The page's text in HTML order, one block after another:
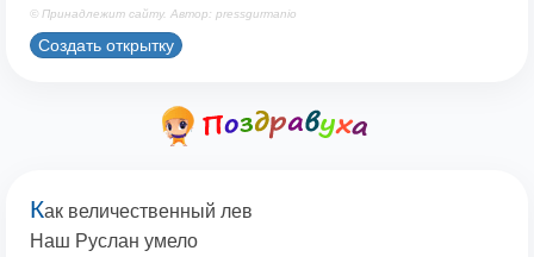
© Принадлежит сайту. Автор: pressgurmanio
Создать открытку
Как величественный лев
Наш Руслан умело